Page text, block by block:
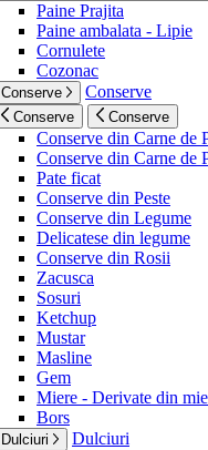
Paine Prajita
Paine ambalata - Lipie
Cornulete
Cozonac
Conserve Conserve
Conserve Conserve
Conserve din Carne de
Conserve din Carne de
Pate ficat
Conserve din Peste
Conserve din Legume
Delicatese din legume
Conserve din Rosii
Zacusca
Sosuri
Ketchup
Mustar
Masline
Gem
Miere - Derivate din
Bors
Dulciuri Dulciuri